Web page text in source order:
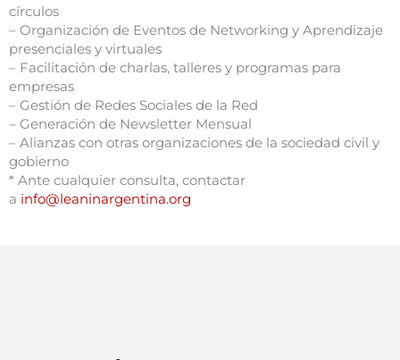
círculos
– Organización de Eventos de Networking y Aprendizaje
presenciales y virtuales
– Facilitación de charlas, talleres y programas para
empresas
– Gestión de Redes Sociales de la Red
– Generación de Newsletter Mensual
– Alianzas con otras organizaciones de la sociedad civil y
gobierno
* Ante cualquier consulta, contactar
a info@leaninargentina.org